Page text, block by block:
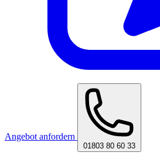
Angebot anfordern
01803 80 60 33